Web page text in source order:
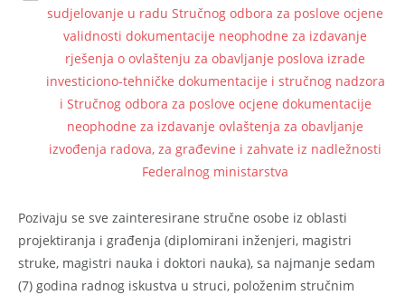
sudjelovanje u radu Stručnog odbora za poslove ocjene
validnosti dokumentacije neophodne za izdavanje
rješenja o ovlaštenju za obavljanje poslova izrade
investiciono-tehničke dokumentacije i stručnog nadzora
i Stručnog odbora za poslove ocjene dokumentacije
neophodne za izdavanje ovlaštenja za obavljanje
izvođenja radova, za građevine i zahvate iz nadležnosti
Federalnog ministarstva
Pozivaju se sve zainteresirane stručne osobe iz oblasti
projektiranja i građenja (diplomirani inženjeri, magistri
struke, magistri nauka i doktori nauka), sa najmanje sedam
(7) godina radnog iskustva u struci, položenim stručnim